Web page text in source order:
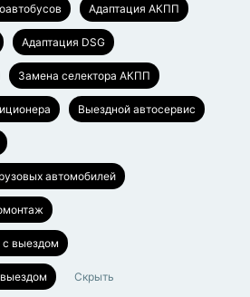
Адаптация АКПП
Адаптация DSG
Замена селектора АКПП
Выездной автосервис
автомобилей
с выездом
Скрыть